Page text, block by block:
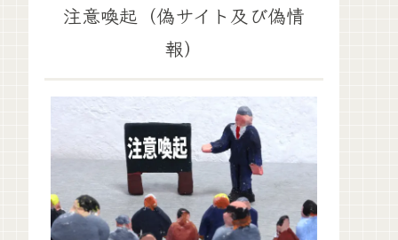
注意喚起（偽サイト及び偽情
報）